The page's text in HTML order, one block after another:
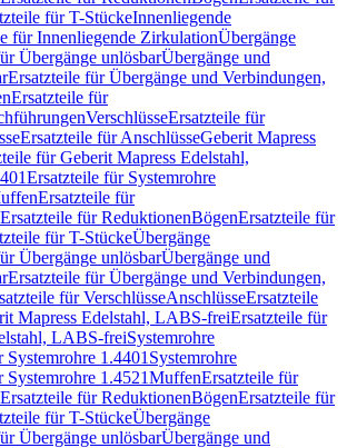
für T-StückeInnenliegende
für Innenliegende ZirkulationÜbergänge
Übergänge unlösbarÜbergänge und
Ersatzteile für Übergänge und Verbindungen,
Ersatzteile für
VerschlüsseErsatzteile für
Ersatzteile für AnschlüsseGeberit Mapress
für Geberit Mapress Edelstahl,
Ersatzteile für Systemrohre
Ersatzteile für
Ersatzteile für ReduktionenBögenErsatzteile für
für T-StückeÜbergänge
Übergänge unlösbarÜbergänge und
Ersatzteile für Übergänge und Verbindungen,
für VerschlüsseAnschlüsseErsatzteile
Mapress Edelstahl, LABS-freiErsatzteile für
LABS-freiSystemrohre
Systemrohre 1.4401 Systemrohre
Systemrohre 1.4521MuffenErsatzteile für
Ersatzteile für ReduktionenBögenErsatzteile für
für T-StückeÜbergänge
Übergänge unlösbarÜbergänge und